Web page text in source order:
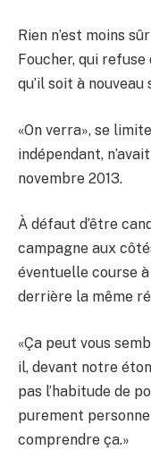
Rien n’est moins
Foucher, qui
qu’il soit à nouveau
«On verra», se
indépendant,
novembre 2013.
À défaut d’être
campagne aux
éventuelle course
derrière la même
«Ça peut vous
il, devant notre
pas l’habitude de
purement
comprendre ça.»